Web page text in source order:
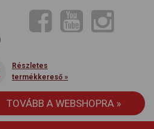
Részletes
termékkereső »
TOVÁBB A WEBSHOPRA »